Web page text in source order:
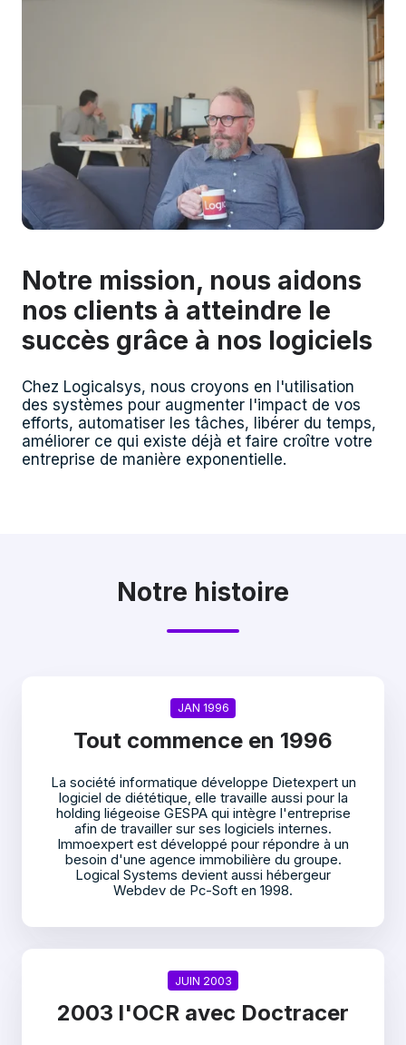
Notre mission, nous aidons
nos clients à atteindre le
succès grâce à nos logiciels
Chez Logicalsys, nous croyons en l'utilisation
des systèmes pour augmenter l'impact de vos
efforts, automatiser les tâches, libérer du temps,
améliorer ce qui existe déjà et faire croître votre
entreprise de manière exponentielle.
Notre histoire
JAN 1996
Tout commence en 1996
La société informatique développe Dietexpert un
logiciel de diététique, elle travaille aussi pour la
holding liégeoise GESPA qui intègre l'entreprise
afin de travailler sur ses logiciels internes.
Immoexpert est développé pour répondre à un
besoin d'une agence immobilière du groupe.
Logical Systems devient aussi hébergeur
Webdev de Pc-Soft en 1998.
JUIN 2003
2003 l'OCR avec Doctracer